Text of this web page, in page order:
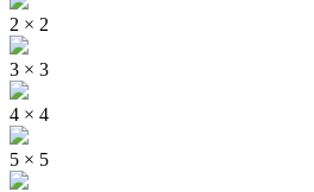
2 × 2
3 × 3
4 × 4
5 × 5